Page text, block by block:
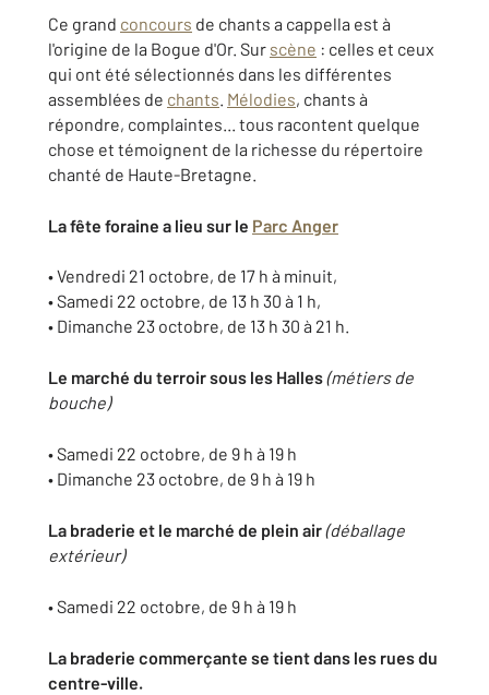
Ce grand concours de chants a cappella est à
l'origine de la Bogue d'Or. Sur scène : celles et ceux
qui ont été sélectionnés dans les différentes
assemblées de chants. Mélodies, chants à
répondre, complaintes... tous racontent quelque
chose et témoignent de la richesse du répertoire
chanté de Haute-Bretagne.
La fête foraine a lieu sur le Parc Anger
• Vendredi 21 octobre, de 17 h à minuit,
• Samedi 22 octobre, de 13 h 30 à 1 h,
• Dimanche 23 octobre, de 13 h 30 à 21 h.
Le marché du terroir sous les Halles(métiers de
bouche)
• Samedi 22 octobre, de 9 h à 19 h
• Dimanche 23 octobre, de 9 h à 19 h
La braderie et le marché de plein air(déballage
extérieur)
• Samedi 22 octobre, de 9 h à 19 h
La braderie commerçante se tient dans les rues du
centre-ville.